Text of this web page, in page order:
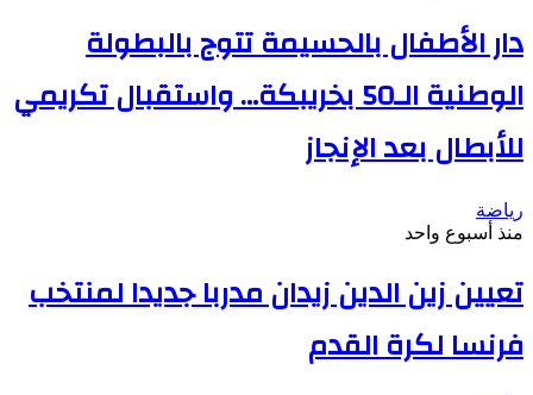
دار الأطفال بالحسيمة تتوج بالبطولة
الوطنية الـ50 بخريبكة… واستقبال تكريمي
للأبطال بعد الإنجاز
رياضة
منذ أسبوع واحد
تعيين زين الدين زيدان مدربا جديدا لمنتخب
فرنسا لكرة القدم